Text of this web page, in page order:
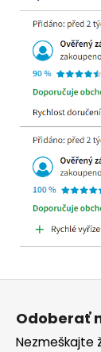
Odoberať
Nezmeškajte